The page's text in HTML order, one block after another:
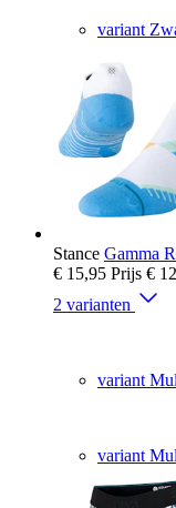
variant
Stance Gamma
€ 15,95 Prijs €
2 varianten
variant
variant